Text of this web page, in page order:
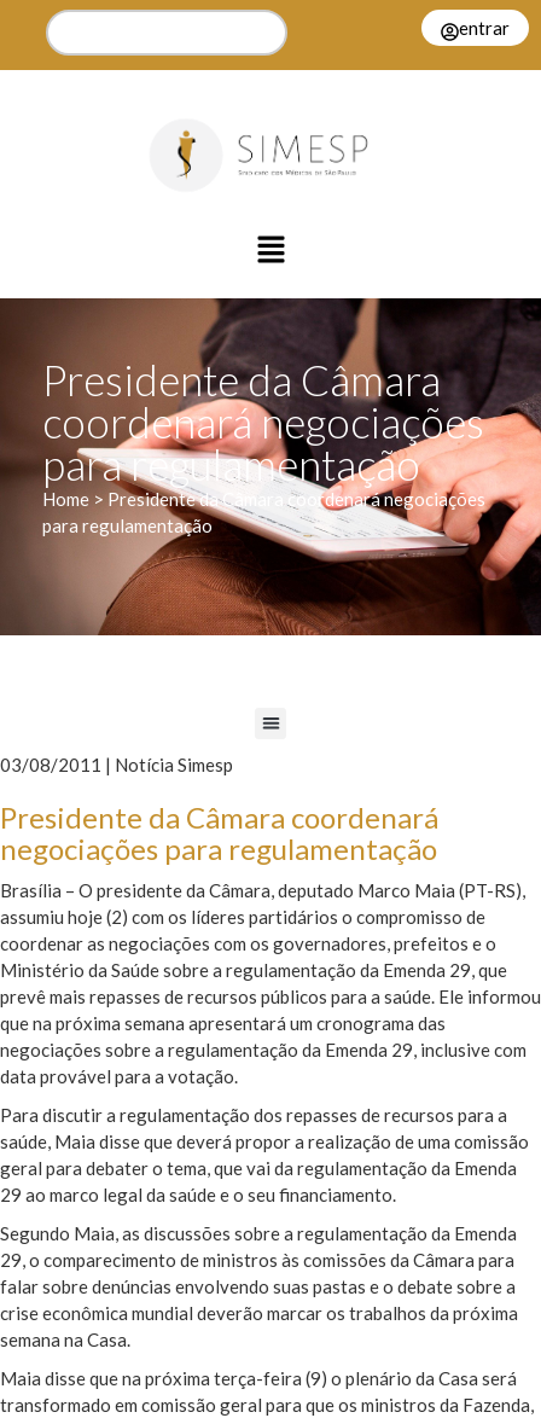
entrar
Presidente da Câmara
coordenará negociações
para regulamentação
Home > Presidente da Câmara coordenará negociações
para regulamentação
03/08/2011 | Notícia Simesp
Presidente da Câmara coordenará
negociações para regulamentação
Brasília – O presidente da Câmara, deputado Marco Maia (PT-RS),
assumiu hoje (2) com os líderes partidários o compromisso de
coordenar as negociações com os governadores, prefeitos e o
Ministério da Saúde sobre a regulamentação da Emenda 29, que
prevê mais repasses de recursos públicos para a saúde. Ele informou
que na próxima semana apresentará um cronograma das
negociações sobre a regulamentação da Emenda 29, inclusive com
data provável para a votação.
Para discutir a regulamentação dos repasses de recursos para a
saúde, Maia disse que deverá propor a realização de uma comissão
geral para debater o tema, que vai da regulamentação da Emenda
29 ao marco legal da saúde e o seu financiamento.
Segundo Maia, as discussões sobre a regulamentação da Emenda
29, o comparecimento de ministros às comissões da Câmara para
falar sobre denúncias envolvendo suas pastas e o debate sobre a
crise econômica mundial deverão marcar os trabalhos da próxima
semana na Casa.
Maia disse que na próxima terça-feira (9) o plenário da Casa será
transformado em comissão geral para que os ministros da Fazenda,